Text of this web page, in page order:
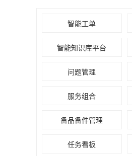
智能工单
智能知识库平台
问题管理
服务组合
备品备件管理
任务看板